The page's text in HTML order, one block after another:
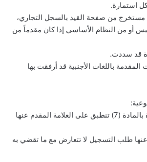
استمارة.
مستخرج من صفحة القيد بالسجل التجاري،
أو من النظام الأساسي إذا كان مقدماً من
المقدمة باللغات الأجنبية قد أرفقت بها
1- إن الشروط الواردة بالمادة (7) تنطبق على العلامة المقدم عنها
عنها طلب التسجيل لا تتعارض مع ما تقضي به